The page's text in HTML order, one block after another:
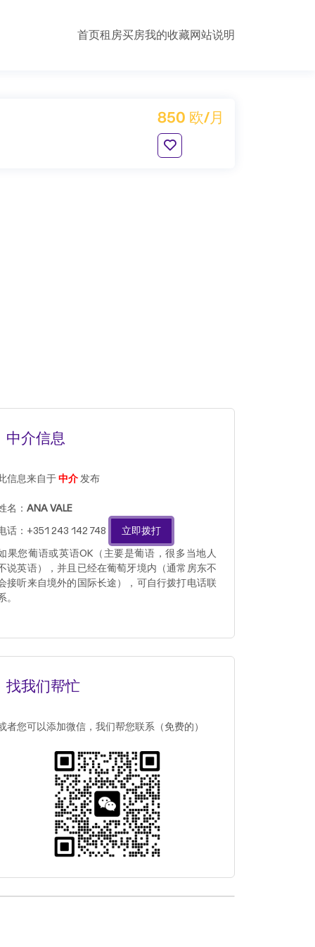
首页租房买房我的收藏网站说明
850 欧/月
中介信息
信息来自于中介发布
名： ANA VALE
话：+351 243 142 748
立即拨打
果您葡语或英语OK（主要是葡语，很多当地人
说英语），并且已经在葡萄牙境内（通常房东不
接听来自境外的国际长途），可自行拨打电话联
。
找我们帮忙
者您可以添加微信，我们帮您联系（免费的）